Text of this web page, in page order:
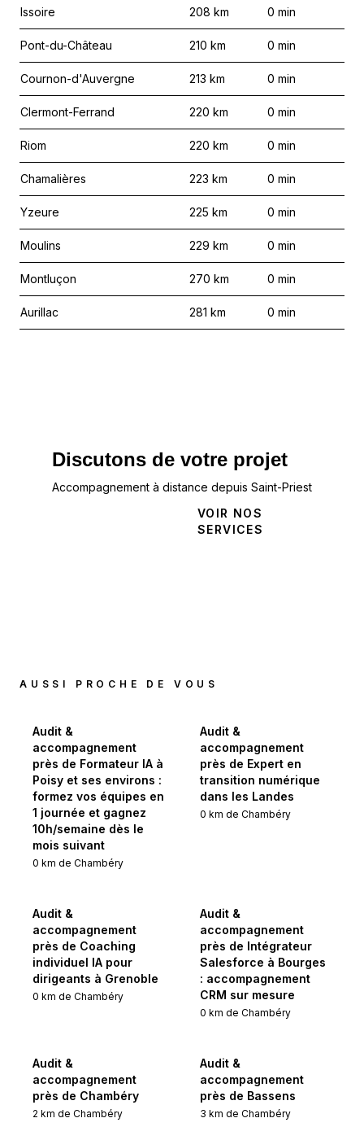
Issoire 208 km 0 min
Pont-du-Château 210 km 0 min
Cournon-d'Auvergne 213 km 0 min
Clermont-Ferrand 220 km 0 min
Riom 220 km 0 min
Chamalières 223 km 0 min
Yzeure 225 km 0 min
Moulins 229 km 0 min
Montluçon 270 km 0 min
Aurillac 281 km 0 min
Discutons de votre projet
Accompagnement à distance depuis Saint-Priest
VOIR NOS
SERVICES
AUSSI PROCHE DE VOUS
Audit &
accompagnement
près de Formateur IA à
Poisy et ses environs :
formez vos équipes en
1 journée et gagnez
10h/semaine dès le
mois suivant
0 km de Chambéry
Audit &
accompagnement
près de Expert en
transition numérique
dans les Landes
0 km de Chambéry
Audit &
accompagnement
près de Coaching
individuel IA pour
dirigeants à Grenoble
0 km de Chambéry
Audit &
accompagnement
près de Intégrateur
Salesforce à Bourges
: accompagnement
CRM sur mesure
0 km de Chambéry
Audit &
accompagnement
près de Chambéry
2 km de Chambéry
Audit &
accompagnement
près de Bassens
3 km de Chambéry